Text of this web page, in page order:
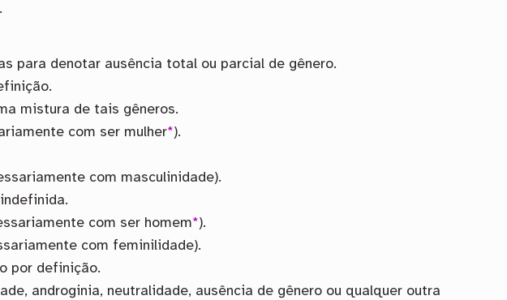
para denotar ausência total ou parcial de gênero.
mistura de tais gêneros.
com ser mulher*).
com masculinidade).
com ser homem*).
com feminilidade).
por definição.
androginia, neutralidade, ausência de gênero ou qualquer outra